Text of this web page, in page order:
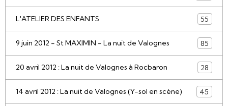
L'ATELIER DES ENFANTS 55
9 juin 2012 - St MAXIMIN - La nuit de Valognes 85
20 avril 2012 : La nuit de Valognes à Rocbaron 28
14 avril 2012 : La nuit de Valognes (Y-sol en scène) 45